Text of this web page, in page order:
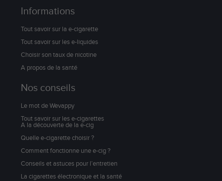
Informations
Tout savoir sur la e-cigarette
Tout savoir sur les e-liquides
Choisir son taux de nicotine
A propos de la santé
Nos conseils
Le mot de Wevappy
Tout savoir sur les e-cigarettes
A la découverte de la e-cig
Quelle e-cigarette choisir ?
Comment fonctionne une e-cig ?
Conseils et astuces pour l’entretien
La cigarettes électronique et la santé